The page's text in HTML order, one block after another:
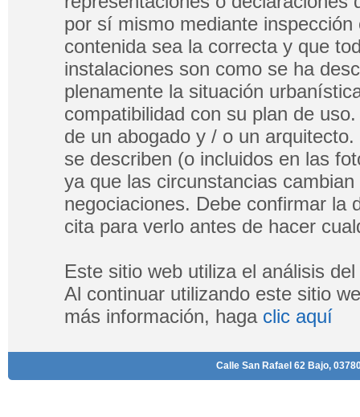
por sí mismo mediante
contenida sea la correcta y que
instalaciones son como se ha
plenamente la situación
compatibilidad con su plan de
de un abogado y / o un
se describen (o incluidos en las
ya que las circunstancias
negociaciones. Debe confirmar la
cita para verlo antes de hacer
Este sitio web utiliza el análisis
Al continuar utilizando este sitio
más información, haga clic aquí
Calle San Rafael 62 Bajo,